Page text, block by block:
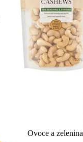
Ovoce a zelenina